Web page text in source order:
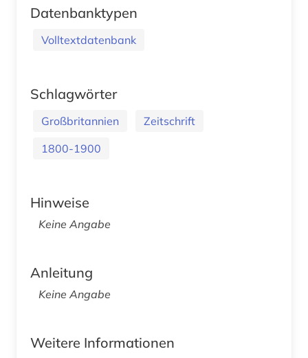
Datenbanktypen
Volltextdatenbank
Schlagwörter
Großbritannien
Zeitschrift
1800-1900
Hinweise
Keine Angabe
Anleitung
Keine Angabe
Weitere Informationen